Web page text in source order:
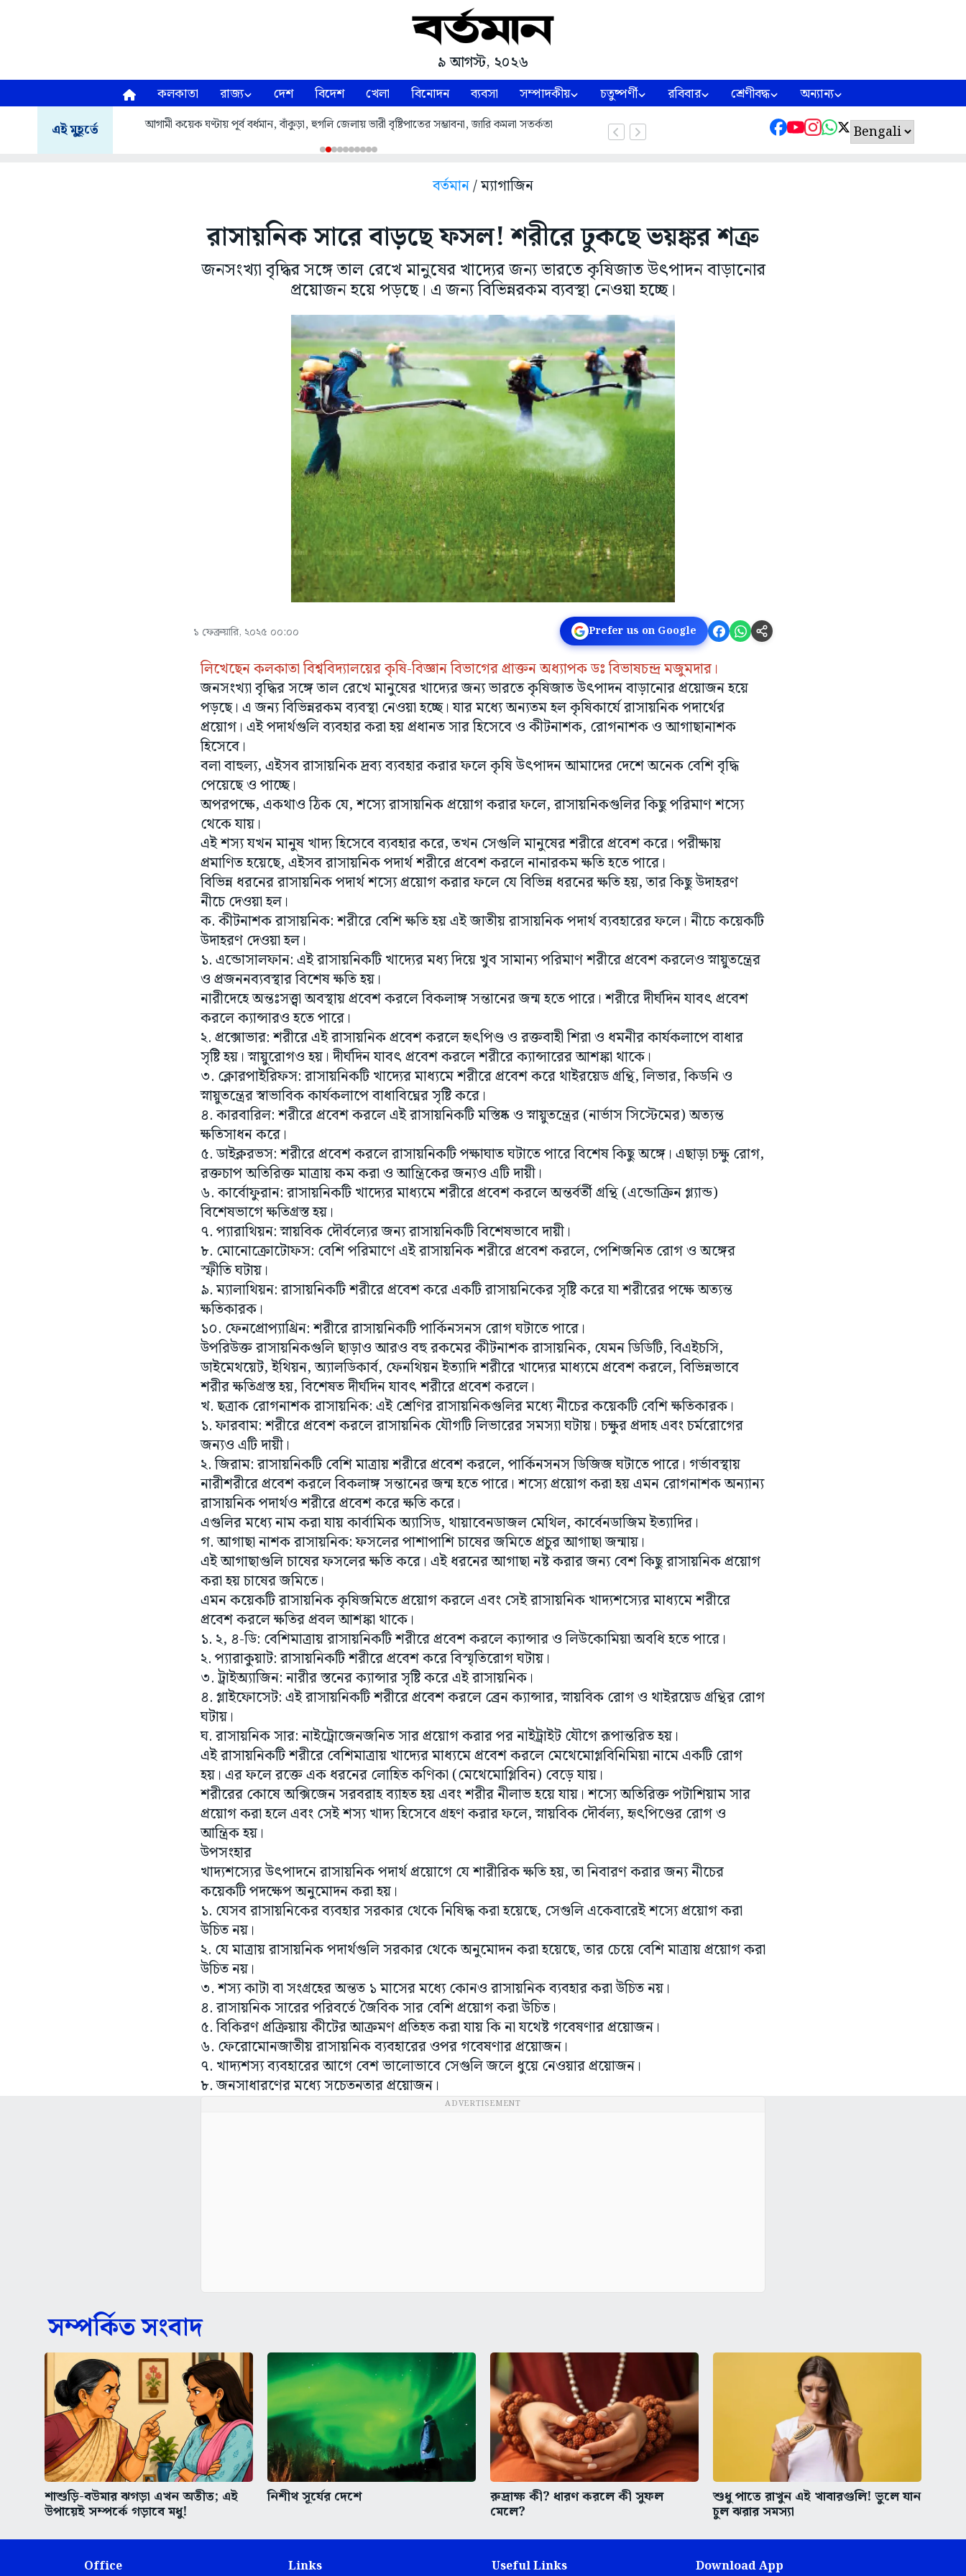
৯ আগস্ট, ২০২৬
কলকাতা রাজ্য দেশ বিদেশ খেলা বিনোদন ব্যবসা সম্পাদকীয় চতুষ্পর্ণী রবিবার শ্রেণীবদ্ধ অন্যান্য
এই মুহূর্তে আগামী কয়েক ঘণ্টায় পূর্ব বর্ধমান, বাঁকুড়া, হুগলি জেলায় ভারী বৃষ্টিপাতের সম্ভাবনা, জারি কমলা সতর্কতা
বর্তমান/ ম্যাগাজিন
রাসায়নিক সারে বাড়ছে ফসল! শরীরে ঢুকছে ভয়ঙ্কর শত্রু
জনসংখ্যা বৃদ্ধির সঙ্গে তাল রেখে মানুষের খাদ্যের জন্য ভারতে কৃষিজাত উৎপাদন বাড়ানোর
প্রয়োজন হয়ে পড়ছে। এ জন্য বিভিন্নরকম ব্যবস্থা নেওয়া হচ্ছে।
১ ফেব্রুয়ারি, ২০২৫ ০০:০০ Prefer us on Google
লিখেছেন কলকাতা বিশ্ববিদ্যালয়ের কৃষি-বিজ্ঞান বিভাগের প্রাক্তন অধ্যাপক ডঃ বিভাষচন্দ্র মজুমদার।
জনসংখ্যা বৃদ্ধির সঙ্গে তাল রেখে মানুষের খাদ্যের জন্য ভারতে কৃষিজাত উৎপাদন বাড়ানোর প্রয়োজন হয়ে
পড়ছে। এ জন্য বিভিন্নরকম ব্যবস্থা নেওয়া হচ্ছে। যার মধ্যে অন্যতম হল কৃষিকার্যে রাসায়নিক পদার্থের
প্রয়োগ। এই পদার্থগুলি ব্যবহার করা হয় প্রধানত সার হিসেবে ও কীটনাশক, রোগনাশক ও আগাছানাশক
হিসেবে।
বলা বাহুল্য, এইসব রাসায়নিক দ্রব্য ব্যবহার করার ফলে কৃষি উৎপাদন আমাদের দেশে অনেক বেশি বৃদ্ধি
পেয়েছে ও পাচ্ছে।
অপরপক্ষে, একথাও ঠিক যে, শস্যে রাসায়নিক প্রয়োগ করার ফলে, রাসায়নিকগুলির কিছু পরিমাণ শস্যে
থেকে যায়।
এই শস্য যখন মানুষ খাদ্য হিসেবে ব্যবহার করে, তখন সেগুলি মানুষের শরীরে প্রবেশ করে। পরীক্ষায়
প্রমাণিত হয়েছে, এইসব রাসায়নিক পদার্থ শরীরে প্রবেশ করলে নানারকম ক্ষতি হতে পারে।
বিভিন্ন ধরনের রাসায়নিক পদার্থ শস্যে প্রয়োগ করার ফলে যে বিভিন্ন ধরনের ক্ষতি হয়, তার কিছু উদাহরণ
নীচে দেওয়া হল।
ক. কীটনাশক রাসায়নিক: শরীরে বেশি ক্ষতি হয় এই জাতীয় রাসায়নিক পদার্থ ব্যবহারের ফলে। নীচে কয়েকটি
উদাহরণ দেওয়া হল।
১. এন্ডোসালফান: এই রাসায়নিকটি খাদ্যের মধ্য দিয়ে খুব সামান্য পরিমাণ শরীরে প্রবেশ করলেও স্নায়ুতন্ত্রের
ও প্রজননব্যবস্থার বিশেষ ক্ষতি হয়।
নারীদেহে অন্তঃসত্ত্বা অবস্থায় প্রবেশ করলে বিকলাঙ্গ সন্তানের জন্ম হতে পারে। শরীরে দীর্ঘদিন যাবৎ প্রবেশ
করলে ক্যান্সারও হতে পারে।
২. প্রক্সোভার: শরীরে এই রাসায়নিক প্রবেশ করলে হৃৎপিণ্ড ও রক্তবাহী শিরা ও ধমনীর কার্যকলাপে বাধার
সৃষ্টি হয়। স্নায়ুরোগও হয়। দীর্ঘদিন যাবৎ প্রবেশ করলে শরীরে ক্যান্সারের আশঙ্কা থাকে।
৩. ক্লোরপাইরিফস: রাসায়নিকটি খাদ্যের মাধ্যমে শরীরে প্রবেশ করে থাইরয়েড গ্রন্থি, লিভার, কিডনি ও
স্নায়ুতন্ত্রের স্বাভাবিক কার্যকলাপে বাধাবিঘ্নের সৃষ্টি করে।
৪. কারবারিল: শরীরে প্রবেশ করলে এই রাসায়নিকটি মস্তিষ্ক ও স্নায়ুতন্ত্রের (নার্ভাস সিস্টেমের) অত্যন্ত
ক্ষতিসাধন করে।
৫. ডাইক্লরভস: শরীরে প্রবেশ করলে রাসায়নিকটি পক্ষাঘাত ঘটাতে পারে বিশেষ কিছু অঙ্গে। এছাড়া চক্ষু রোগ,
রক্তচাপ অতিরিক্ত মাত্রায় কম করা ও আন্ত্রিকের জন্যও এটি দায়ী।
৬. কার্বোফুরান: রাসায়নিকটি খাদ্যের মাধ্যমে শরীরে প্রবেশ করলে অন্তর্বর্তী গ্রন্থি (এন্ডোক্রিন গ্ল্যান্ড)
বিশেষভাগে ক্ষতিগ্রস্ত হয়।
৭. প্যারাথিয়ন: স্নায়বিক দৌর্বল্যের জন্য রাসায়নিকটি বিশেষভাবে দায়ী।
৮. মোনোক্রোটোফস: বেশি পরিমাণে এই রাসায়নিক শরীরে প্রবেশ করলে, পেশিজনিত রোগ ও অঙ্গের
স্ফীতি ঘটায়।
৯. ম্যালাথিয়ন: রাসায়নিকটি শরীরে প্রবেশ করে একটি রাসায়নিকের সৃষ্টি করে যা শরীরের পক্ষে অত্যন্ত
ক্ষতিকারক।
১০. ফেনপ্রোপ্যাথ্রিন: শরীরে রাসায়নিকটি পার্কিনসনস রোগ ঘটাতে পারে।
উপরিউক্ত রাসায়নিকগুলি ছাড়াও আরও বহু রকমের কীটনাশক রাসায়নিক, যেমন ডিডিটি, বিএইচসি,
ডাইমেথয়েট, ইথিয়ন, অ্যালডিকার্ব, ফেনথিয়ন ইত্যাদি শরীরে খাদ্যের মাধ্যমে প্রবেশ করলে, বিভিন্নভাবে
শরীর ক্ষতিগ্রস্ত হয়, বিশেষত দীর্ঘদিন যাবৎ শরীরে প্রবেশ করলে।
খ. ছত্রাক রোগনাশক রাসায়নিক: এই শ্রেণির রাসায়নিকগুলির মধ্যে নীচের কয়েকটি বেশি ক্ষতিকারক।
১. ফারবাম: শরীরে প্রবেশ করলে রাসায়নিক যৌগটি লিভারের সমস্যা ঘটায়। চক্ষুর প্রদাহ এবং চর্মরোগের
জন্যও এটি দায়ী।
২. জিরাম: রাসায়নিকটি বেশি মাত্রায় শরীরে প্রবেশ করলে, পার্কিনসনস ডিজিজ ঘটাতে পারে। গর্ভাবস্থায়
নারীশরীরে প্রবেশ করলে বিকলাঙ্গ সন্তানের জন্ম হতে পারে। শস্যে প্রয়োগ করা হয় এমন রোগনাশক অন্যান্য
রাসায়নিক পদার্থও শরীরে প্রবেশ করে ক্ষতি করে।
এগুলির মধ্যে নাম করা যায় কার্বামিক অ্যাসিড, থায়াবেনডাজল মেথিল, কার্বেনডাজিম ইত্যাদির।
গ. আগাছা নাশক রাসায়নিক: ফসলের পাশাপাশি চাষের জমিতে প্রচুর আগাছা জন্মায়।
এই আগাছাগুলি চাষের ফসলের ক্ষতি করে। এই ধরনের আগাছা নষ্ট করার জন্য বেশ কিছু রাসায়নিক প্রয়োগ
করা হয় চাষের জমিতে।
এমন কয়েকটি রাসায়নিক কৃষিজমিতে প্রয়োগ করলে এবং সেই রাসায়নিক খাদ্যশস্যের মাধ্যমে শরীরে
প্রবেশ করলে ক্ষতির প্রবল আশঙ্কা থাকে।
১. ২, ৪-ডি: বেশিমাত্রায় রাসায়নিকটি শরীরে প্রবেশ করলে ক্যান্সার ও লিউকোমিয়া অবধি হতে পারে।
২. প্যারাকুয়াট: রাসায়নিকটি শরীরে প্রবেশ করে বিস্মৃতিরোগ ঘটায়।
৩. ট্রাইঅ্যাজিন: নারীর স্তনের ক্যান্সার সৃষ্টি করে এই রাসায়নিক।
৪. গ্লাইফোসেট: এই রাসায়নিকটি শরীরে প্রবেশ করলে ব্রেন ক্যান্সার, স্নায়বিক রোগ ও থাইরয়েড গ্রন্থির রোগ
ঘটায়।
ঘ. রাসায়নিক সার: নাইট্রোজেনজনিত সার প্রয়োগ করার পর নাইট্রাইট যৌগে রূপান্তরিত হয়।
এই রাসায়নিকটি শরীরে বেশিমাত্রায় খাদ্যের মাধ্যমে প্রবেশ করলে মেথেমোগ্লবিনিমিয়া নামে একটি রোগ
হয়। এর ফলে রক্তে এক ধরনের লোহিত কণিকা (মেথেমোগ্লিবিন) বেড়ে যায়।
শরীরের কোষে অক্সিজেন সরবরাহ ব্যাহত হয় এবং শরীর নীলাভ হয়ে যায়। শস্যে অতিরিক্ত পটাশিয়াম সার
প্রয়োগ করা হলে এবং সেই শস্য খাদ্য হিসেবে গ্রহণ করার ফলে, স্নায়বিক দৌর্বল্য, হৃৎপিণ্ডের রোগ ও
আন্ত্রিক হয়।
উপসংহার
খাদ্যশস্যের উৎপাদনে রাসায়নিক পদার্থ প্রয়োগে যে শারীরিক ক্ষতি হয়, তা নিবারণ করার জন্য নীচের
কয়েকটি পদক্ষেপ অনুমোদন করা হয়।
১. যেসব রাসায়নিকের ব্যবহার সরকার থেকে নিষিদ্ধ করা হয়েছে, সেগুলি একেবারেই শস্যে প্রয়োগ করা
উচিত নয়।
২. যে মাত্রায় রাসায়নিক পদার্থগুলি সরকার থেকে অনুমোদন করা হয়েছে, তার চেয়ে বেশি মাত্রায় প্রয়োগ করা
উচিত নয়।
৩. শস্য কাটা বা সংগ্রহের অন্তত ১ মাসের মধ্যে কোনও রাসায়নিক ব্যবহার করা উচিত নয়।
৪. রাসায়নিক সারের পরিবর্তে জৈবিক সার বেশি প্রয়োগ করা উচিত।
৫. বিকিরণ প্রক্রিয়ায় কীটের আক্রমণ প্রতিহত করা যায় কি না যথেষ্ট গবেষণার প্রয়োজন।
৬. ফেরোমোনজাতীয় রাসায়নিক ব্যবহারের ওপর গবেষণার প্রয়োজন।
৭. খাদ্যশস্য ব্যবহারের আগে বেশ ভালোভাবে সেগুলি জলে ধুয়ে নেওয়ার প্রয়োজন।
৮. জনসাধারণের মধ্যে সচেতনতার প্রয়োজন।
ADVERTISEMENT
সম্পর্কিত সংবাদ
শাশুড়ি-বউমার ঝগড়া এখন অতীত; এই
উপায়েই সম্পর্কে গড়াবে মধু!
নিশীথ সূর্যের দেশে রুদ্রাক্ষ কী? ধারণ করলে কী সুফল
মেলে?
শুধু পাতে রাখুন এই খাবারগুলি! ভুলে যান
চুল ঝরার সমস্যা
Office Links Useful Links Download App